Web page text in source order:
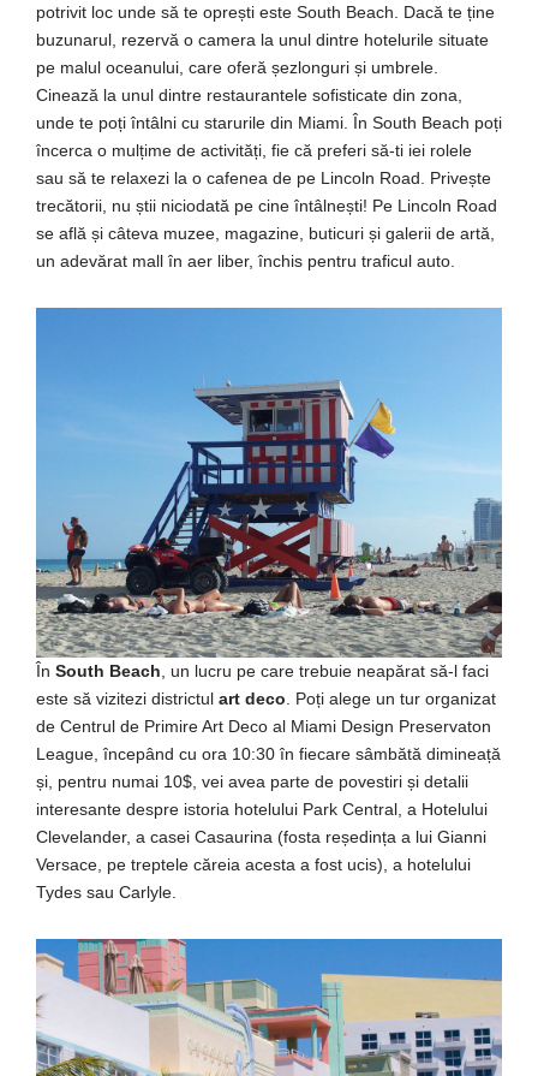
potrivit loc unde să te oprești este South Beach. Dacă te ține
buzunarul, rezervă o camera la unul dintre hotelurile situate
pe malul oceanului, care oferă șezlonguri și umbrele.
Cinează la unul dintre restaurantele sofisticate din zona,
unde te poți întâlni cu starurile din Miami. În South Beach poți
încerca o mulțime de activități, fie că preferi să-ti iei rolele
sau să te relaxezi la o cafenea de pe Lincoln Road. Privește
trecătorii, nu știi niciodată pe cine întâlnești! Pe Lincoln Road
se află și câteva muzee, magazine, buticuri și galerii de artă,
un adevărat mall în aer liber, închis pentru traficul auto.
În South Beach , un lucru pe care trebuie neapărat să-l faci
este să vizitezi districtul art deco . Poți alege un tur organizat
de Centrul de Primire Art Deco al Miami Design Preservaton
League, începând cu ora 10:30 în fiecare sâmbătă dimineață
și, pentru numai 10$, vei avea parte de povestiri și detalii
interesante despre istoria hotelului Park Central, a Hotelului
Clevelander, a casei Casaurina (fosta reședința a lui Gianni
Versace, pe treptele căreia acesta a fost ucis), a hotelului
Tydes sau Carlyle.